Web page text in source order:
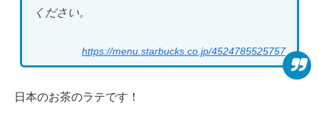
ください。
https://menu.starbucks.co.jp/4524785525757
日本のお茶のラテです！